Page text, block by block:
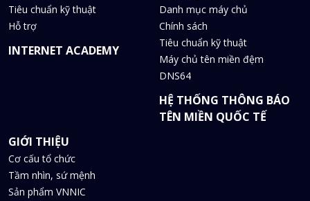
Tiêu chuẩn kỹ thuật
Hỗ trợ
INTERNET ACADEMY
Danh mục máy chủ
Chính sách
Tiêu chuẩn kỹ thuật
Máy chủ tên miền đệm
DNS64
HỆ THỐNG THÔNG BÁO
TÊN MIỀN QUỐC TẾ
GIỚI THIỆU
Cơ cấu tổ chức
Tầm nhìn, sứ mệnh
Sản phẩm VNNIC